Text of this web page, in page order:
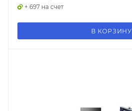
+ 697 на счет
В КОРЗИНУ